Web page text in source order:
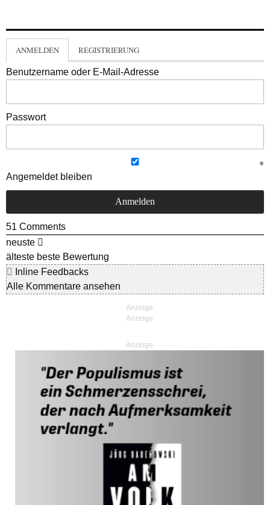
ANMELDEN REGISTRIERUNG
Benutzername oder E-Mail-Adresse
Passwort
Angemeldet bleiben
51 Comments
neuste
älteste beste Bewertung
Inline Feedbacks
Alle Kommentare ansehen
Anzeige